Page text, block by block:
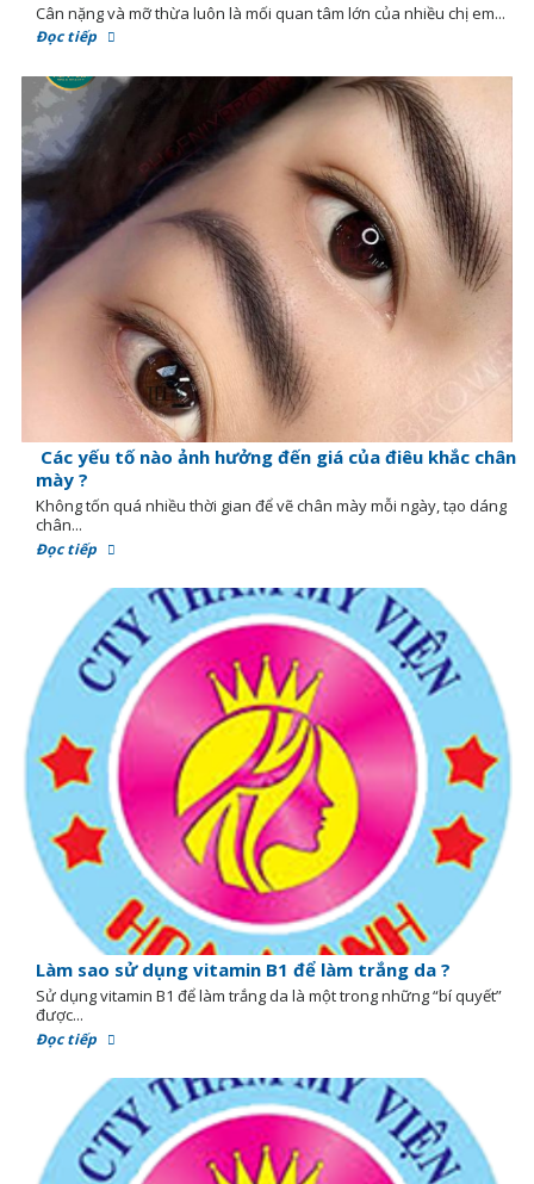
Cân nặng và mỡ thừa luôn là mối quan tâm lớn của nhiều chị em...
Đọc tiếp
Các yếu tố nào ảnh hưởng đến giá của điêu khắc chân
mày ?
Không tốn quá nhiều thời gian để vẽ chân mày mỗi ngày, tạo dáng
chân...
Đọc tiếp
Làm sao sử dụng vitamin B1 để làm trắng da ?
Sử dụng vitamin B1 để làm trắng da là một trong những “bí quyết”
được...
Đọc tiếp